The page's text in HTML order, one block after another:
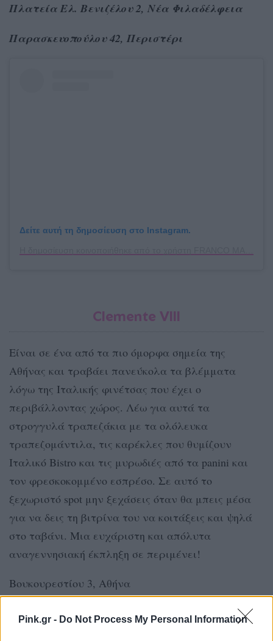
Pink.gr - Do Not Process My Personal Information
Πλατεία Ελ. Βενιζέλου 2, Νέα Φιλαδέλφεια
Παρασκευοπούλου 42, Περιστέρι
Δείτε αυτή τη δημοσίευση στο Instagram.
Clemente VIIΙ
Είναι σε ένα από τα πιο όμορφα σημεία της
Αθήνας και τραβάει πανεύκολα τα βλέμματα
λόγω της Ιταλικής φινέτσας που έχει ο
περιβάλλοντας χώρος. Λέω για αυτά τα
στρογγυλά τραπεζάκια με τα ολόλευκα
τραπεζομάντιλα, τις καρέκλες που θυμίζουν
Ιταλικό Bistro και τις μυρωδιές από τα panini και
τον φρεσκοκομμένο εσπρέσο. Σε αυτό το
ξεχωριστό spot μην ξεχάσεις όταν θα μπεις μέσα
για να δεις τη βιτρίνα του να κοιτάξεις και ψηλά
στο ταβάνι. Μια ευχάριστη και απόλυτα
αναγεννησιακή έκπληξη σε περιμένει!
Βουκουρεστίου 3, Αθήνα